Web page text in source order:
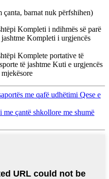
çanta, barnat nuk përfshihen)
me qafë udhëtimi Qese e
me çantë shkollore me shumë